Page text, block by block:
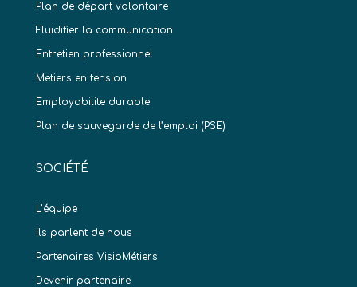
Plan de départ volontaire
Fluidifier la communication
Entretien professionnel
Metiers en tension
Employabilite durable
Plan de sauvegarde de l’emploi (PSE)
SOCIÉTÉ
L’équipe
Ils parlent de nous
Partenaires VisioMétiers
Devenir partenaire